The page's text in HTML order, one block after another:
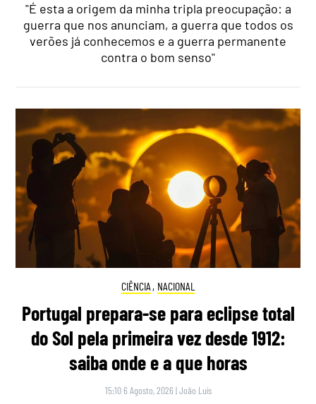
"É esta a origem da minha tripla preocupação: a
guerra que nos anunciam, a guerra que todos os
verões já conhecemos e a guerra permanente
contra o bom senso"
CIÊNCIA , NACIONAL
Portugal prepara-se para eclipse total
do Sol pela primeira vez desde 1912:
saiba onde e a que horas
15:10 6 Agosto, 2026 |João Luís